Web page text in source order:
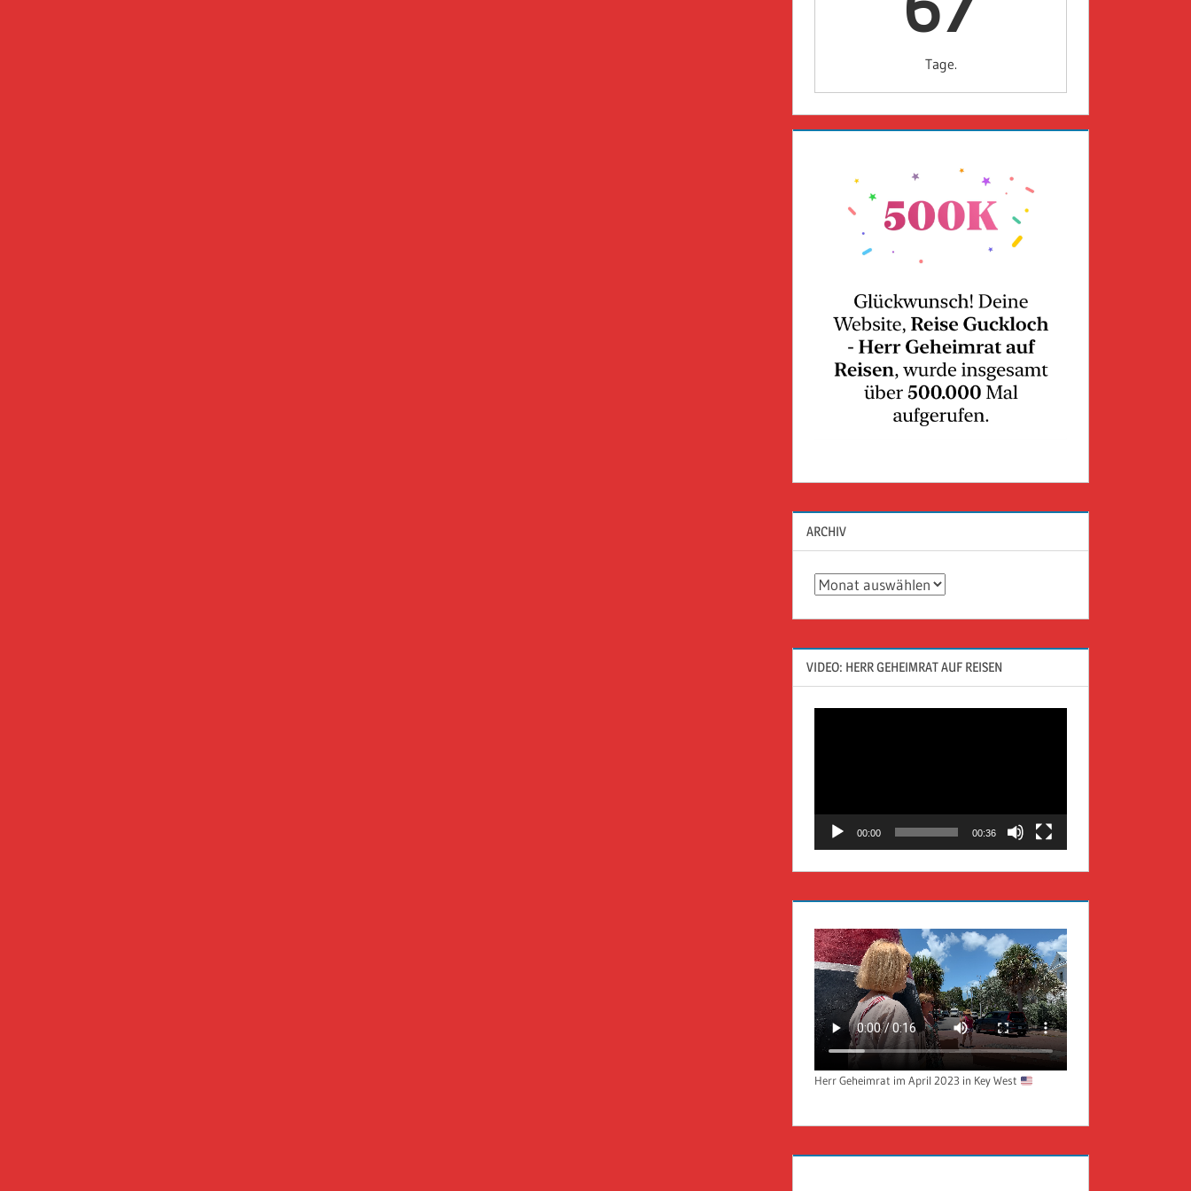
Tage.
ARCHIV
Archiv
VIDEO: HERR GEHEIMRAT AUF REISEN
00:00 00:36
Herr Geheimrat im April 2023 in Key West